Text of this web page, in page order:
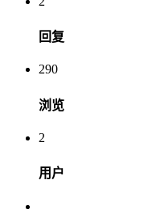
回复
290
浏览
2
用户